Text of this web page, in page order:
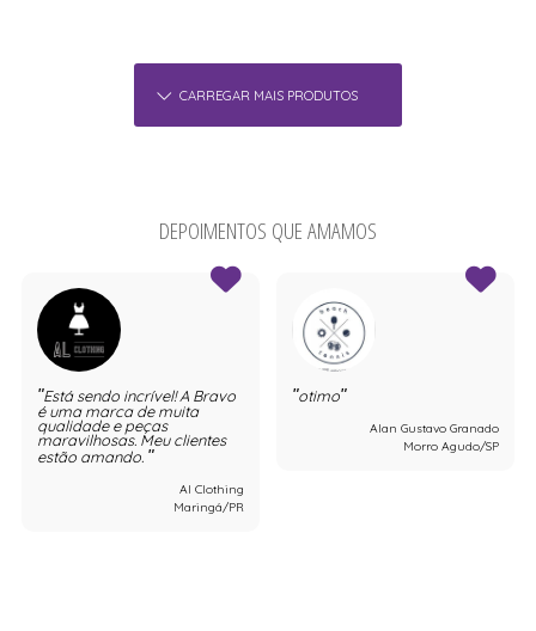
CARREGAR MAIS PRODUTOS
DEPOIMENTOS QUE AMAMOS
Está sendo incrível! A Bravo
é uma marca de muita
qualidade e peças
maravilhosas. Meu clientes
estão amando.
Al Clothing
Maringá/PR
otimo
Alan Gustavo Granado
Morro Agudo/SP